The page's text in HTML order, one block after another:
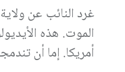
غرد النائب عن
الموت. هذه
أمريكا. إما أن